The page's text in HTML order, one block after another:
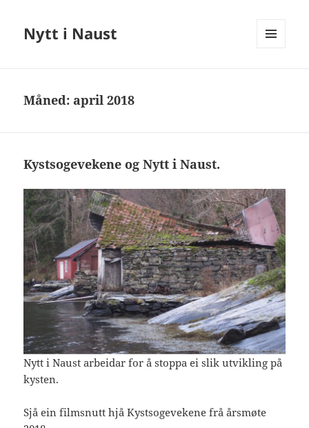
Nytt i Naust
Måned: april 2018
Kystsogevekene og Nytt i Naust.
Nytt i Naust arbeidar for å stoppa ei slik utvikling på
kysten.
Sjå ein filmsnutt hjå Kystsogevekene frå årsmøte